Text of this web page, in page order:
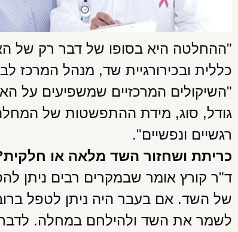
"ההחלטה היא בסופו של דבר רק של
כללית ובכירורגיית שד, מנהל המרכז
"השיקולים המרכזיים שמשפיעים על
גודל, סוג, מידת ההתפשטות של המחלה,
רגשיים ונפשיים".
כריתת ושחזור השד מלאה או
ד"ר קורץ אומר שבמקרים רבים ניתן
של השד. אם בעבר היה ניתן לטפל
לשמר את השד ולהילחם במחלה. לדברי